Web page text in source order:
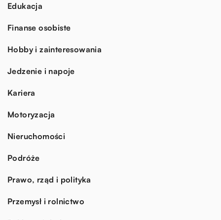
Edukacja
Finanse osobiste
Hobby i zainteresowania
Jedzenie i napoje
Kariera
Motoryzacja
Nieruchomości
Podróże
Prawo, rząd i polityka
Przemysł i rolnictwo